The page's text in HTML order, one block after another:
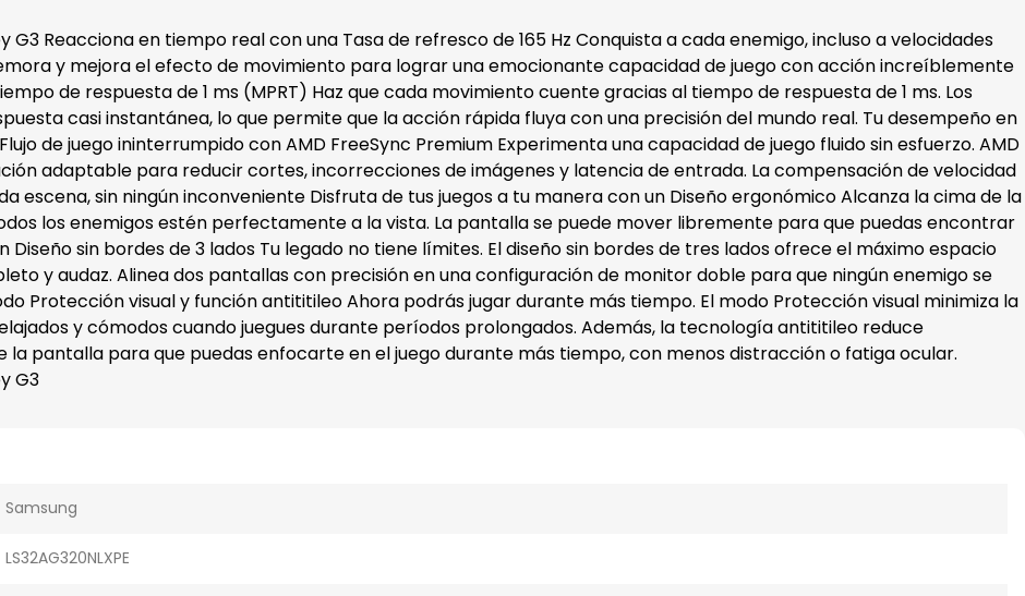
G3 Reacciona en tiempo real con una Tasa de refresco de 165 Hz Conquista a cada enemigo, incluso a velocidades
y mejora el efecto de movimiento para lograr una emocionante capacidad de juego con acción increíblemente
de respuesta de 1 ms (MPRT) Haz que cada movimiento cuente gracias al tiempo de respuesta de 1 ms. Los
casi instantánea, lo que permite que la acción rápida fluya con una precisión del mundo real. Tu desempeño en
Flujo de juego ininterrumpido con AMD FreeSync Premium Experimenta una capacidad de juego fluido sin esfuerzo. AMD
adaptable para reducir cortes, incorrecciones de imágenes y latencia de entrada. La compensación de velocidad
escena, sin ningún inconveniente Disfruta de tus juegos a tu manera con un Diseño ergonómicoAlcanza la cima de la
los enemigos estén perfectamente a la vista. La pantalla se puede mover libremente para que puedas encontrar
Diseño sin bordes de 3 lados Tu legado no tiene límites. El diseño sin bordes de tres lados ofrece el máximo espacio
y audaz. Alinea dos pantallas con precisión en una configuración de monitor doble para que ningún enemigo se
Protección visual y función antititileoAhora podrás jugar durante más tiempo. El modo Protección visual minimiza la
y cómodos cuando juegues durante períodos prolongados. Además, la tecnología antititileo reduce
pantalla para que puedas enfocarte en el juego durante más tiempo, con menos distracción o fatiga ocular.
G3
Samsung
LS32AG320NLXPE